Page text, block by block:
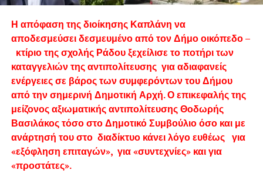
Η απόφαση της διοίκησης Καπλάνη να
αποδεσμεύσει δεσμευμένο από τον Δήμο οικόπεδο –
κτίριο της σχολής Ράδου ξεχείλισε το ποτήρι των
καταγγελιών της αντιπολίτευσης για αδιαφανείς
ενέργειες σε βάρος των συμφερόντων του Δήμου
από την σημερινή Δημοτική Αρχή. Ο επικεφαλής της
μείζονος αξιωματικής αντιπολίτευσης Θοδωρής
Βασιλάκος τόσο στο Δημοτικό Συμβούλιο όσο και με
ανάρτησή του στο διαδίκτυο κάνει λόγο ευθέως για
«εξόφληση επιταγών», για «συντεχνίες» και για
«προστάτες».